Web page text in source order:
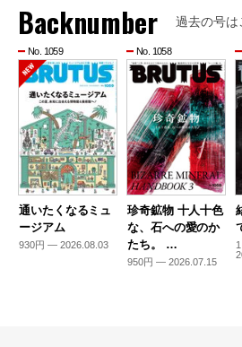
Backnumber 過去の号は
No. 1059
通いたくなるミュ
ージアム
930円 — 2026.08.03
No. 1058
珍奇鉱物 十人十色
な、石への愛のか
たち。 …
950円 — 2026.07.15